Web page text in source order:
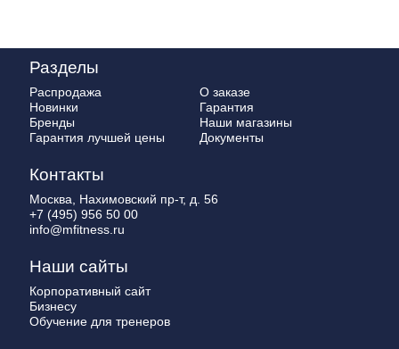
Разделы
Распродажа
Новинки
Бренды
Гарантия лучшей цены
О заказе
Гарантия
Наши магазины
Документы
Контакты
Москва, Нахимовский пр-т, д. 56
+7 (495) 956 50 00
info@mfitness.ru
Наши сайты
Корпоративный сайт
Бизнесу
Обучение для тренеров